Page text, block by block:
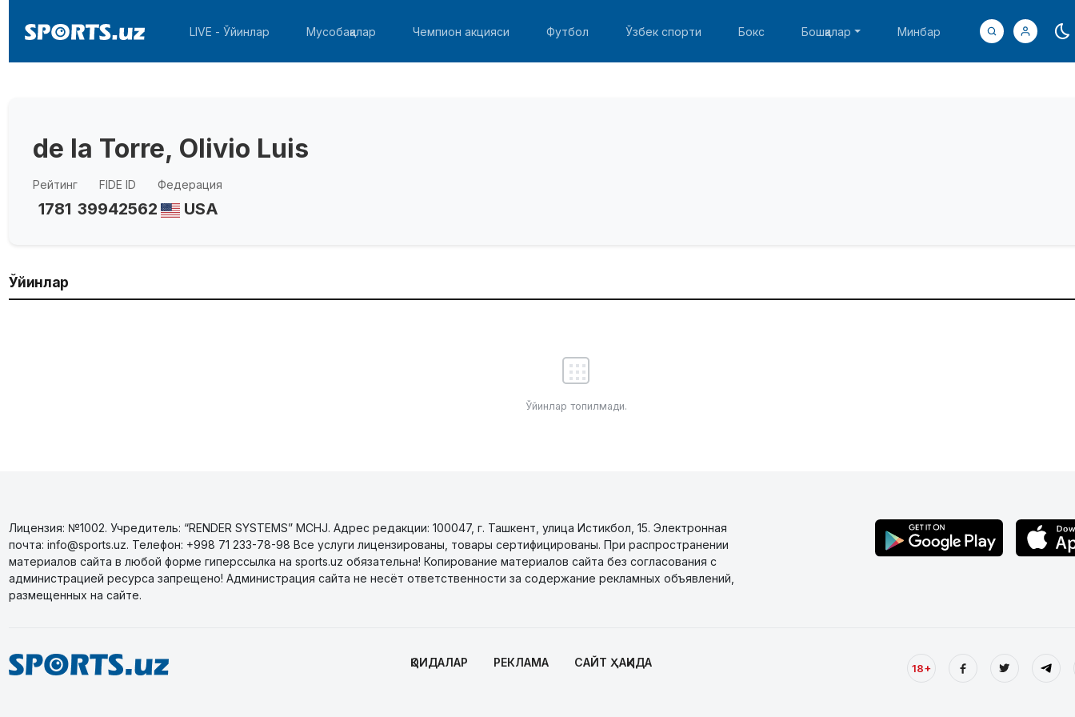
LIVE - Ўйинлар Мусобақалар Чемпион акцияси Футбол Ўзбек спорти Бокс Бошқалар Минбар
de la Torre, Olivio Luis
Рейтинг
1781
FIDE ID
39942562
Федерация
USA
Ўйинлар
Ўйинлар топилмади.
Лицензия: №1002. Учредитель: “RENDER SYSTEMS” MCHJ. Адрес редакции: 100047, г. Ташкент, улица Истикбол, 15. Электронная
почта: info@sports.uz. Телефон: +998 71 233-78-98 Все услуги лицензированы, товары сертифицированы. При распространении
материалов сайта в любой форме гиперссылка на sports.uz обязательна! Копирование материалов сайта без согласования с
администрацией ресурса запрещено! Администрация сайта не несёт ответственности за содержание рекламных объявлений,
размещенных на сайте.
ҚОИДАЛАР РЕКЛАМА САЙТ ҲАҚИДА 18+